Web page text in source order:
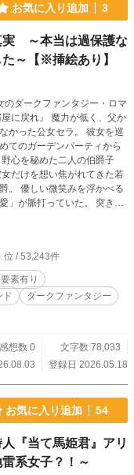
お気に入り追加 3
実 ～本当は過保護な
～【※挿絵あり】
ダークファンタジー・ロマ
公女セラ。 彼女を巡
てのガーデンパーティから
。 優しい微笑みを浮かべる
脈打っていた。 突き放
への陰謀。 そして、甘い仮
位 / 53,243件
素有り
ド
ダークファンタジー
感想数 0
文字数 78,033
登録日 2026.05.18
お気に入り追加 54
『当て馬姫君』アリ
系女子？！～